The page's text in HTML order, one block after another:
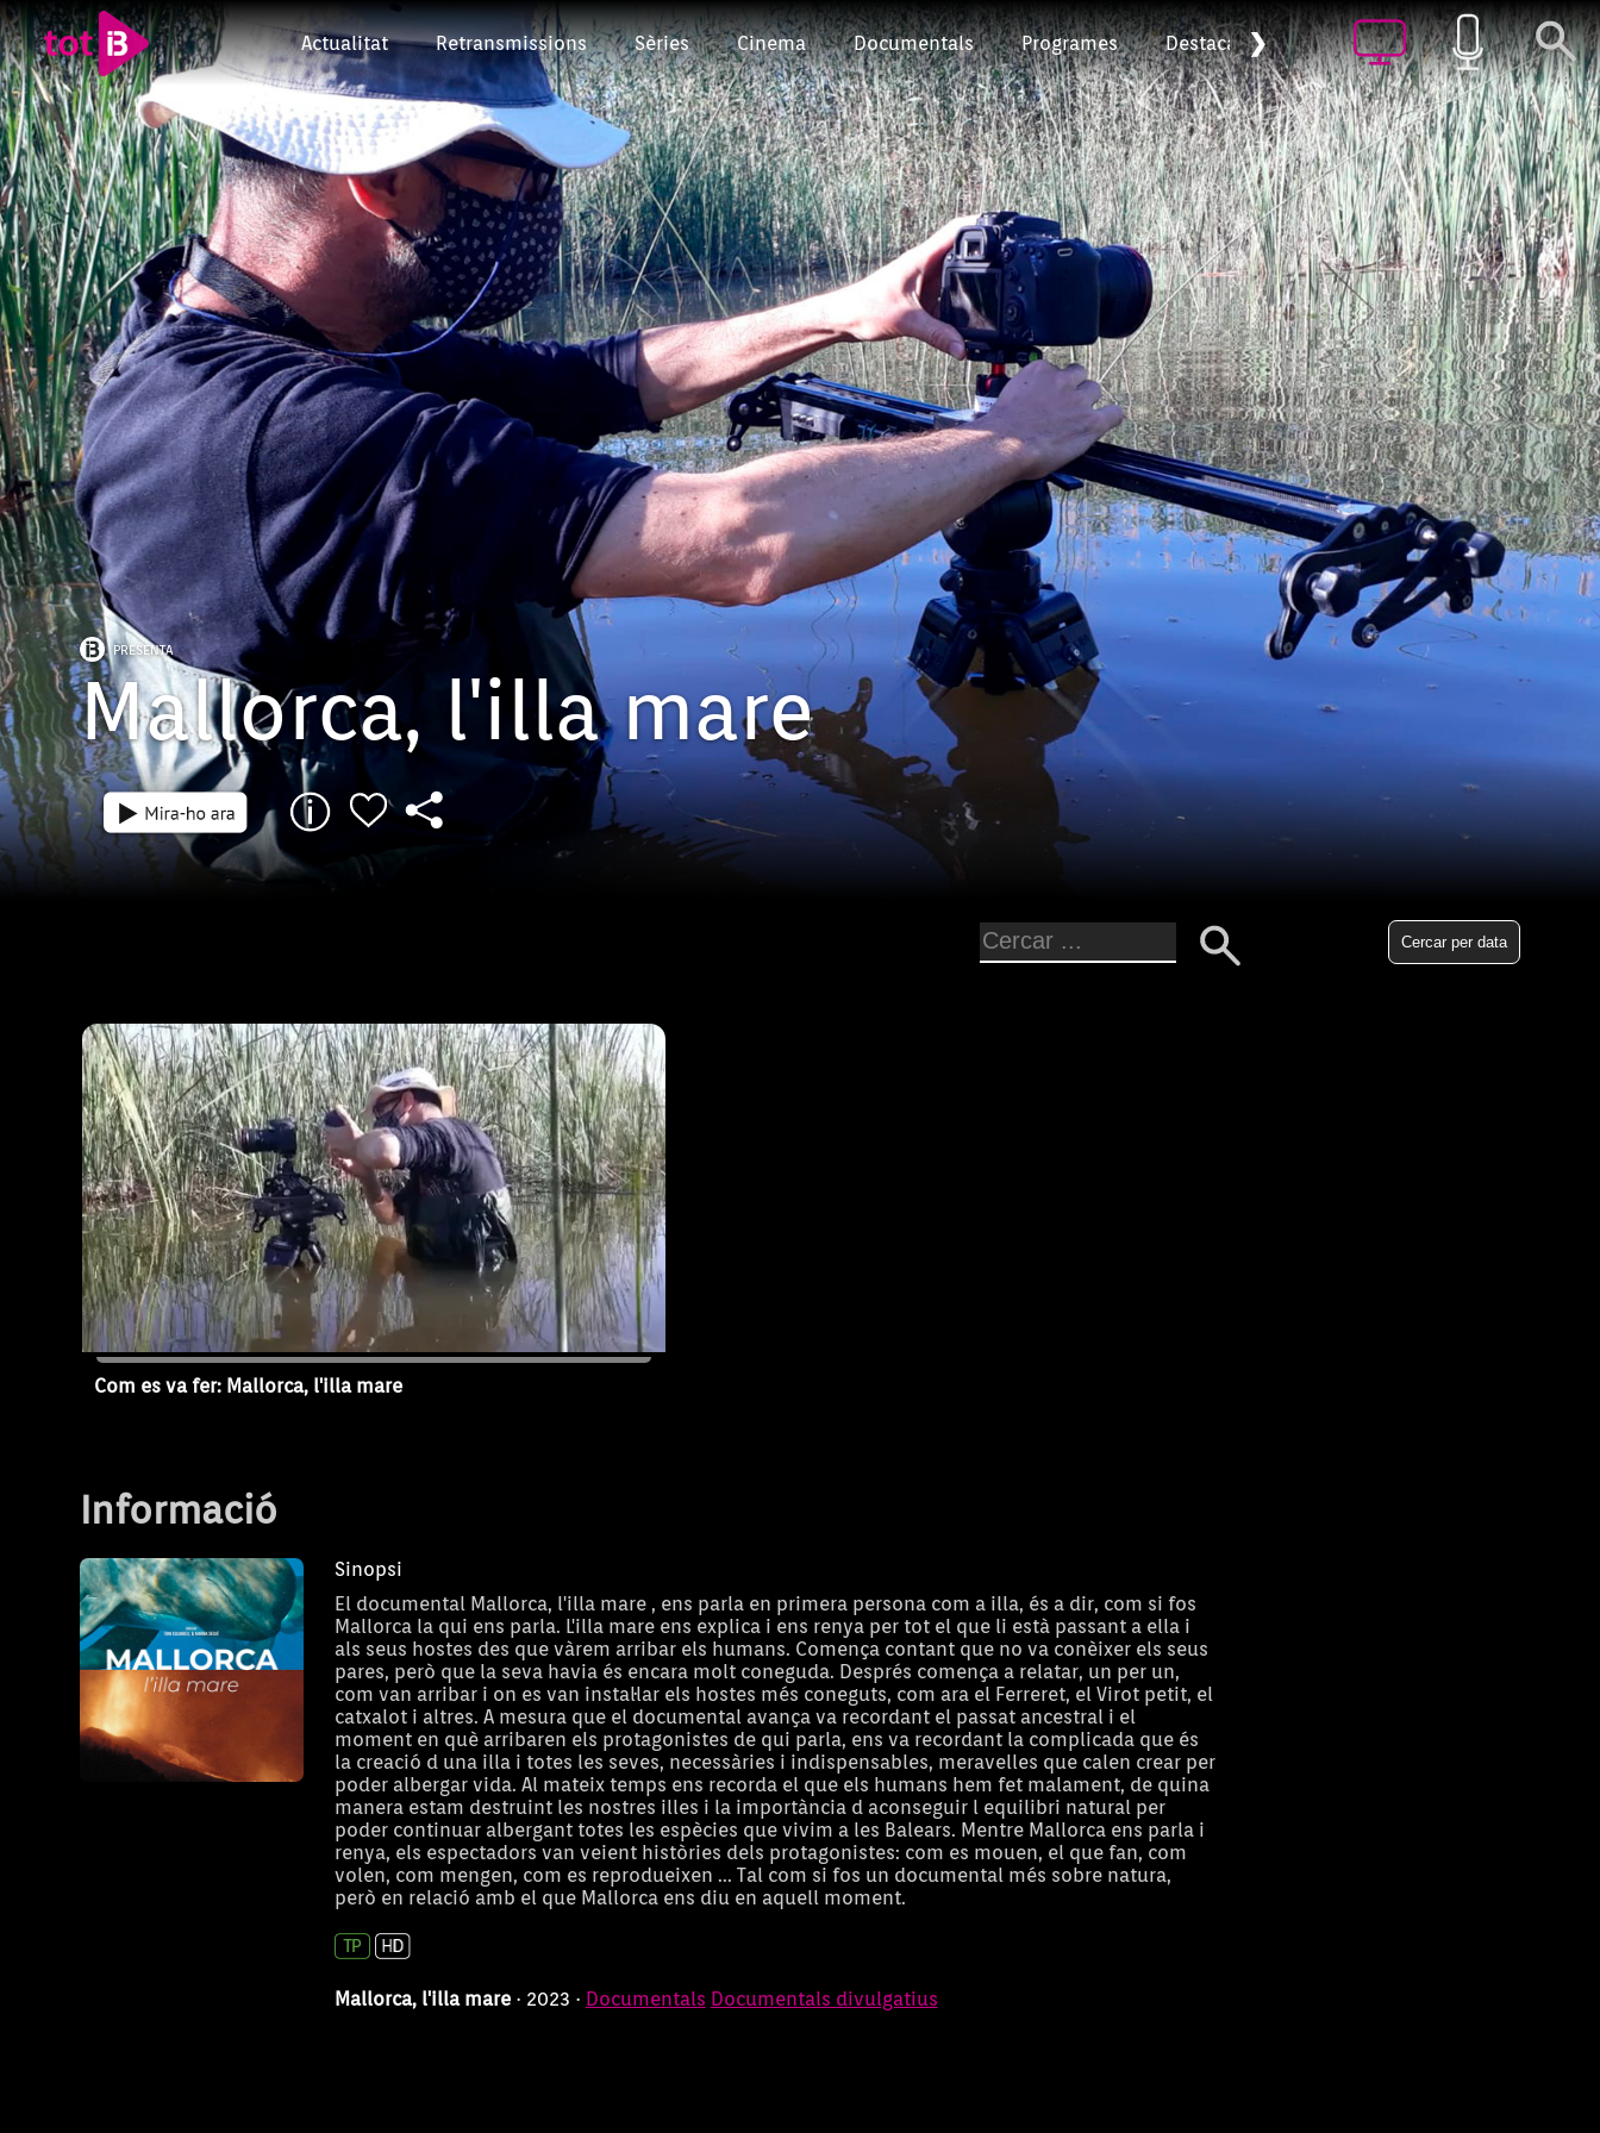
Actualitat Retransmissions Sèries Cinema Documentals Programes Destacat Arxiu
❯
PRESENTA
Mallorca, l'illa mare
Cercar per data
Com es va fer: Mallorca, l'illa mare
Episodi: 2
tracte de la llum entre altres, sobre imatges de la mar,
a terra i a l aire. Veurem com es va gravar la veu en off,
que de fet va ser la interpretació d un personatge
inventat, ja que van donar personalitat i vida a l illa de
Mallorca.
Informació
Sinopsi
El documental Mallorca, l'illa mare , ens parla en primera persona com a illa, és a dir, com si fos
Mallorca la qui ens parla. L'illa mare ens explica i ens renya per tot el que li està passant a ella i
als seus hostes des que vàrem arribar els humans. Comença contant que no va conèixer els seus
pares, però que la seva havia és encara molt coneguda. Després comença a relatar, un per un,
com van arribar i on es van instal·lar els hostes més coneguts, com ara el Ferreret, el Virot petit, el
catxalot i altres. A mesura que el documental avança va recordant el passat ancestral i el
moment en què arribaren els protagonistes de qui parla, ens va recordant la complicada que és
la creació d una illa i totes les seves, necessàries i indispensables, meravelles que calen crear per
poder albergar vida. Al mateix temps ens recorda el que els humans hem fet malament, de quina
manera estam destruint les nostres illes i la importància d aconseguir l equilibri natural per
poder continuar albergant totes les espècies que vivim a les Balears. Mentre Mallorca ens parla i
renya, els espectadors van veient històries dels protagonistes: com es mouen, el que fan, com
volen, com mengen, com es reprodueixen ... Tal com si fos un documental més sobre natura,
però en relació amb el que Mallorca ens diu en aquell moment.
Mallorca, l'illa mare · 2023 · Documentals Documentals divulgatius